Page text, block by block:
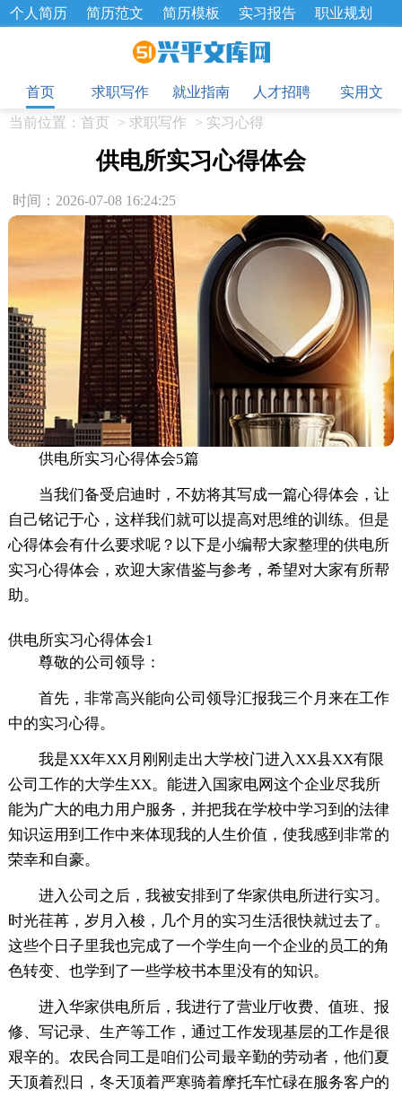
个人简历 简历范文 简历模板 实习报告
职业规划
招聘选拔 绩效考核 企业文化
工作总结
辞职报告
首页
求职写作 就业指南 人才招聘
实用文
当前位置： 首页 > 求职写作 > 实习心得
供电所实习心得体会
时间：2026-07-08 16:24:25
供电所实习心得体会5篇
当我们备受启迪时，不妨将其写成一篇心得体会，让
自己铭记于心，这样我们就可以提高对思维的训练。但是
心得体会有什么要求呢？以下是小编帮大家整理的供电所
实习心得体会，欢迎大家借鉴与参考，希望对大家有所帮
助。
供电所实习心得体会1
尊敬的公司领导：
首先，非常高兴能向公司领导汇报我三个月来在工作
中的实习心得。
我是XX年XX月刚刚走出大学校门进入XX县XX有限
公司工作的大学生XX。能进入国家电网这个企业尽我所
能为广大的电力用户服务，并把我在学校中学习到的法律
知识运用到工作中来体现我的人生价值，使我感到非常的
荣幸和自豪。
进入公司之后，我被安排到了华家供电所进行实习。
时光荏苒，岁月入梭，几个月的实习生活很快就过去了。
这些个日子里我也完成了一个学生向一个企业的员工的角
色转变、也学到了一些学校书本里没有的知识。
进入华家供电所后，我进行了营业厅收费、值班、报
修、写记录、生产等工作，通过工作发现基层的工作是很
艰辛的。农民合同工是咱们公司最辛勤的劳动者，他们夏
天顶着烈日，冬天顶着严寒骑着摩托车忙碌在服务客户的